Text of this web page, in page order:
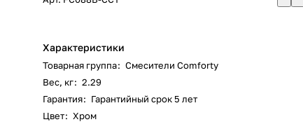
Характеристики
Товарная группа: Смесители Comforty
Вес, кг: 2.29
Гарантия: Гарантийный срок 5 лет
Цвет: Хром